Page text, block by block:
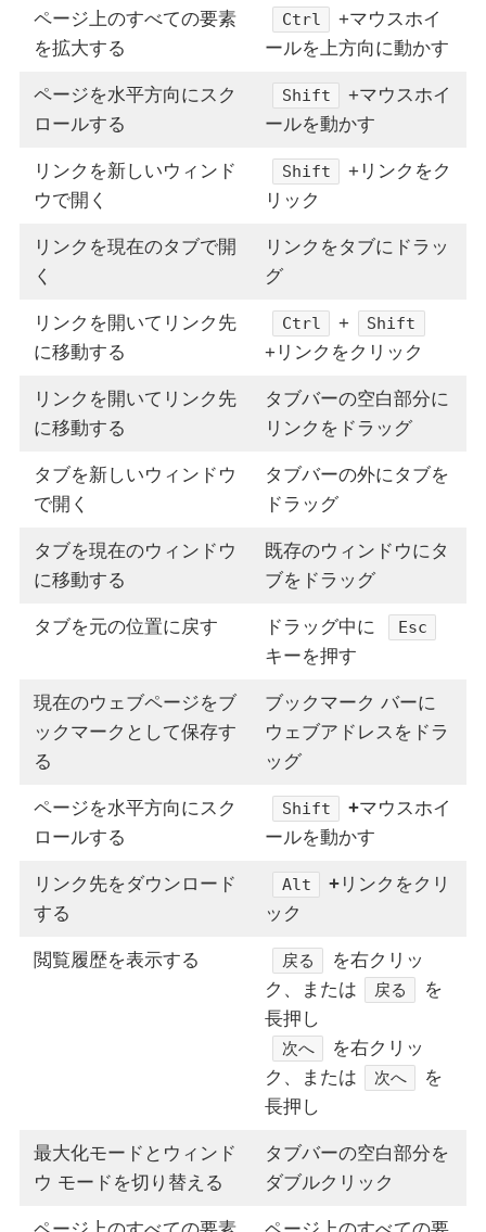
ページ上のすべての要素
を拡大する
Ctrl
+マウスホイ
ールを上方向に動かす
ページを水平方向にスク
ロールする
Shift
+マウスホイ
ールを動かす
リンクを新しいウィンド
ウで開く
Shift
+リンクをク
リック
リンクを現在のタブで開
く
リンクをタブにドラッ
グ
リンクを開いてリンク先
に移動する
Ctrl + Shift
+リンクをクリック
リンクを開いてリンク先
に移動する
タブバーの空白部分に
リンクをドラッグ
タブを新しいウィンドウ
で開く
タブバーの外にタブを
ドラッグ
タブを現在のウィンドウ
に移動する
既存のウィンドウにタ
ブをドラッグ
タブを元の位置に戻す ドラッグ中に Esc
キーを押す
現在のウェブページをブ
ックマークとして保存す
る
ブックマーク バーに
ウェブアドレスをドラ
ッグ
ページを水平方向にスク
ロールする
Shift +マウスホイ
ールを動かす
リンク先をダウンロード
する
Alt + リンクをクリ
ック
閲覧履歴を表示する 戻る
を右クリッ
ク、または
戻る
を
長押し
次へ
を右クリッ
ク、または
次へ
を
長押し
最大化モードとウィンド
ウ モードを切り替える
タブバーの空白部分を
ダブルクリック